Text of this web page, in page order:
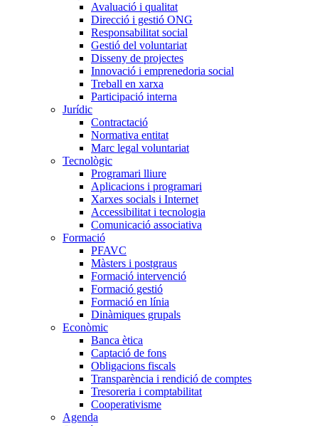
Avaluació i qualitat
Direcció i gestió ONG
Responsabilitat social
Gestió del voluntariat
Disseny de projectes
Innovació i emprenedoria social
Treball en xarxa
Participació interna
Jurídic
Contractació
Normativa entitat
Marc legal voluntariat
Tecnològic
Programari lliure
Aplicacions i programari
Xarxes socials i Internet
Accessibilitat i tecnologia
Comunicació associativa
Formació
PFAVC
Màsters i postgraus
Formació intervenció
Formació gestió
Formació en línia
Dinàmiques grupals
Econòmic
Banca ètica
Captació de fons
Obligacions fiscals
Transparència i rendició de comptes
Tresoreria i comptabilitat
Cooperativisme
Agenda